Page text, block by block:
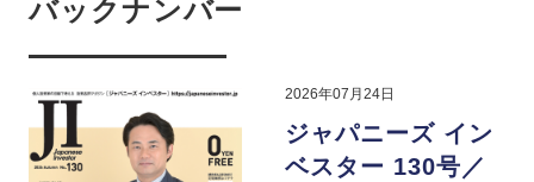
バックナンバー
2026年07月24日
ジャパニーズ イン
ベスター 130号／